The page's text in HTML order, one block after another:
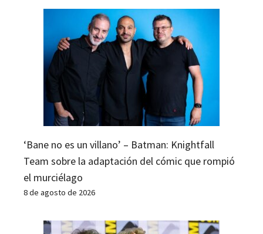
‘Bane no es un villano’ – Batman: Knightfall
Team sobre la adaptación del cómic que rompió
el murciélago
8 de agosto de 2026